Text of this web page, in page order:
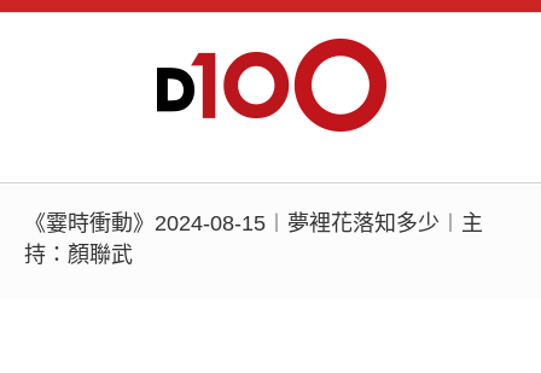
《霎時衝動》2024-08-15︱夢裡花落知多少︱主
持：顏聯武